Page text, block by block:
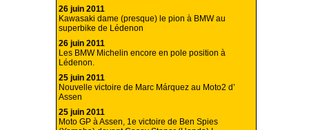
26 juin 2011
Kawasaki dame (presque) le pion à BMW au
superbike de Lédenon
26 juin 2011
Les BMW Michelin encore en pole position à
Lédenon.
25 juin 2011
Nouvelle victoire de Marc Márquez au Moto2 d’
Assen
25 juin 2011
Moto GP à Assen, 1e victoire de Ben Spies